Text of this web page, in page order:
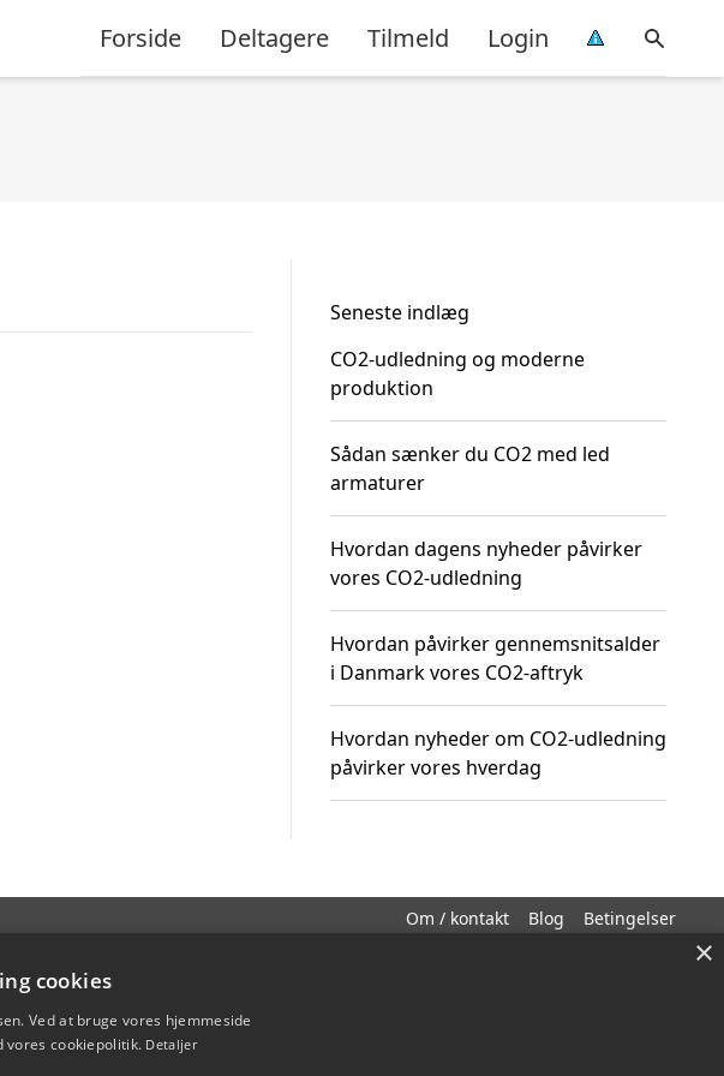
Forside Deltagere Tilmeld Login
Seneste indlæg
CO2-udledning og moderne
produktion
Sådan sænker du CO2 med led
armaturer
Hvordan dagens nyheder påvirker
vores CO2-udledning
Hvordan påvirker gennemsnitsalder
i Danmark vores CO2-aftryk
Hvordan nyheder om CO2-udledning
påvirker vores hverdag
Om / kontakt Blog Betingelser
×
cookies
Ved at bruge vores hjemmeside
vores cookiepolitik. Detaljer